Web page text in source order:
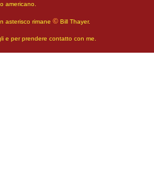
americano.
asterisco rimane ©Bill Thayer.
e per prendere contatto con me.